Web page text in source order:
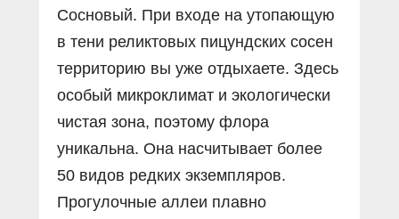
Сосновый. При входе на утопающую
в тени реликтовых пицундских сосен
территорию вы уже отдыхаете. Здесь
особый микроклимат и экологически
чистая зона, поэтому флора
уникальна. Она насчитывает более
50 видов редких экземпляров.
Прогулочные аллеи плавно